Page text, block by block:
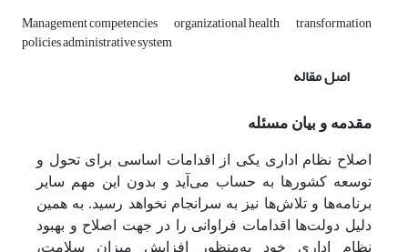
Management competencies organizational health transformation
policies administrative system
اصل مقاله
مقدمه و بیان مسئله
اصلاح نظام اداری یکی از اقدامات اساسی برای تحول و
توسعه کشورها به حساب می‌آید و بدون این مهم سایر
برنامه‌ها و تلاش‌ها نیز به سرانجام نخواهد رسید. به همین
دلیل دولت‌ها اقدامات فراوانی را در جهت اصلاح و بهبود
نظام اداری خود به‌منظور افزایش میزان سلامت،